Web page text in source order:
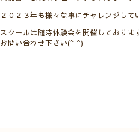
２０２３年も様々な事にチャレンジし
スクールは随時体験会を開催しており
お問い合わせ下さい(^ ^)